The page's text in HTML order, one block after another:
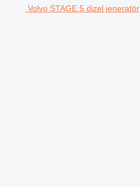
Volvo STAGE 5 dizel jeneratör